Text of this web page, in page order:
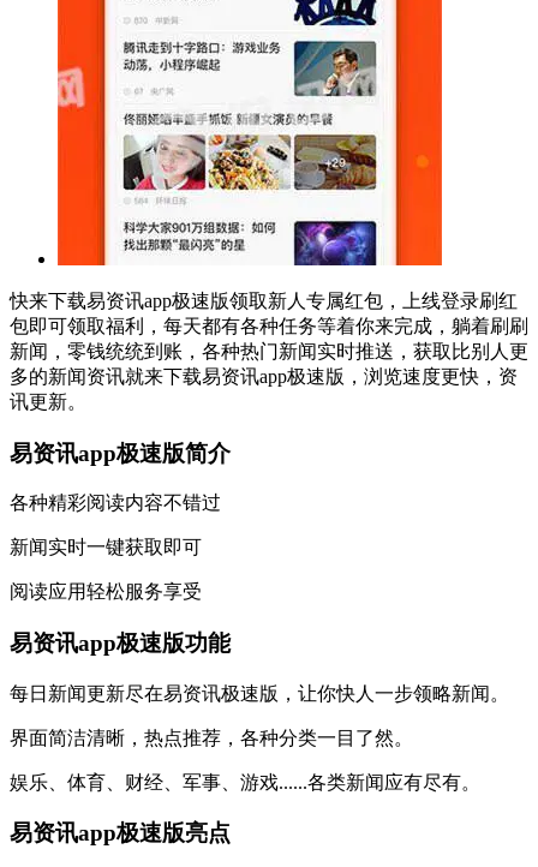
快来下载易资讯app极速版领取新人专属红包，上线登录刷红
包即可领取福利，每天都有各种任务等着你来完成，躺着刷刷
新闻，零钱统统到账，各种热门新闻实时推送，获取比别人更
多的新闻资讯就来下载易资讯app极速版，浏览速度更快，资
讯更新。
易资讯app极速版简介
各种精彩阅读内容不错过
新闻实时一键获取即可
阅读应用轻松服务享受
易资讯app极速版功能
每日新闻更新尽在易资讯极速版，让你快人一步领略新闻。
界面简洁清晰，热点推荐，各种分类一目了然。
娱乐、体育、财经、军事、游戏......各类新闻应有尽有。
易资讯app极速版亮点